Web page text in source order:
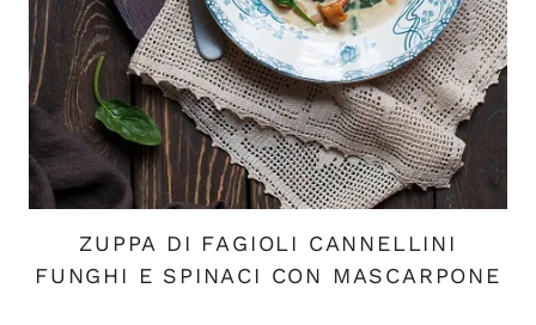
ZUPPA DI FAGIOLI CANNELLINI
FUNGHI E SPINACI CON MASCARPONE